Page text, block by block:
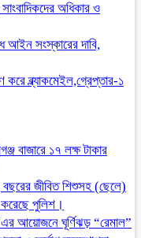
অধিকার ও
আইন সংস্কারের দাবি,
করে ব্ল্যাকমেইল,গ্রেপ্তার-১
বাজারে ১৭ লক্ষ টাকার
জীবিত শিশুসহ (ছেলে)
পুলিশ।
এর আয়োজনে ঘূর্ণিঝড় “রেমাল”